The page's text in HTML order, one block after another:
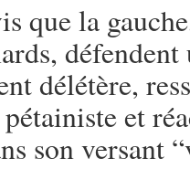
que la
délétère,
et
son versant